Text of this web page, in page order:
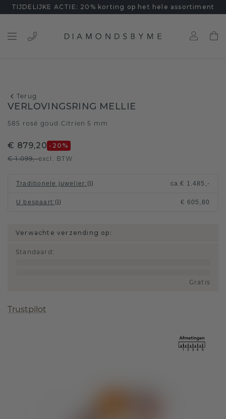
TIJDELIJKE ACTIE: 20% korting op het hele assortiment
Terug
VERLOVINGSRING MELLIE
585 rosé goud Citrien 5 mm
€ 879,20 -20 %
€ 1.099,-excl. BTW
Traditionele juwelier: ca.€ 1.485,-
U bespaart: € 605,80
Verwachte verzending op:
Standaard :
Gratis
Trustpilot